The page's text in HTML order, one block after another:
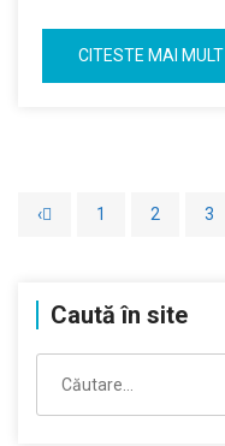
CITESTE MAI MULT
‹ 1 2 3
Caută în site
după: